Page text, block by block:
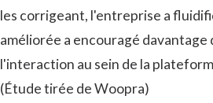
les corrigeant, l'entreprise a
améliorée a encouragé
l'interaction au sein de la
(Étude tirée deWoopra)